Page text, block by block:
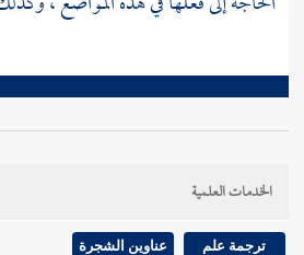
الخدمات العلمية
ترجمة علم عناوين الشجرة